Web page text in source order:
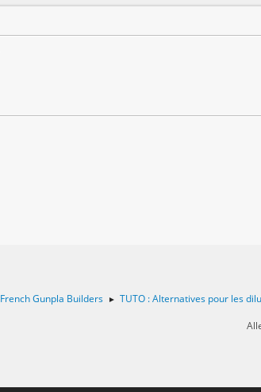
French Gunpla Builders ►
TUTO : Alternatives pour les